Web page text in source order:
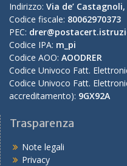
Indirizzo: Via de’
Codice fiscale: 80062970373
PEC:
Codice IPA: m_pi
Codice AOO: AOODRER
Codice Univoco Fatt.
Codice Univoco Fatt.
accreditamento): 9GX92A
Trasparenza
Note legali
Privacy